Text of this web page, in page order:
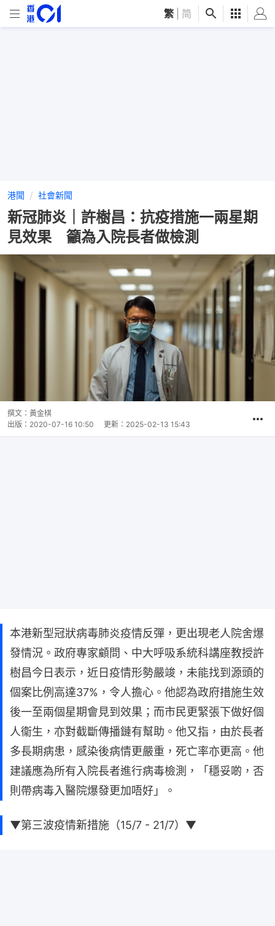
繁 简
港聞 社會新聞
新冠肺炎｜許樹昌：抗疫措施一兩星期
見效果 籲為入院長者做檢測
撰文： 黃金棋
出版： 2020-07-16 10:50 更新： 2025-02-13 15:43
本港新型冠狀病毒肺炎疫情反彈，更出現老人院舍爆
發情況。政府專家顧問、中大呼吸系統科講座教授許
樹昌今日表示，近日疫情形勢嚴竣，未能找到源頭的
個案比例高達37%，令人擔心。他認為政府措施生效
後一至兩個星期會見到效果；而市民更緊張下做好個
人衞生，亦對截斷傳播鏈有幫助。他又指，由於長者
多長期病患，感染後病情更嚴重，死亡率亦更高。他
建議應為所有入院長者進行病毒檢測，「穩妥啲，否
則帶病毒入醫院爆發更加唔好」。
▼第三波疫情新措施（15/7 - 21/7）▼